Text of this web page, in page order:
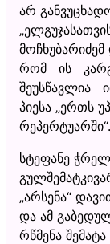
არ
რომ ის
შეუსწავლია
პიესა „ერთს
რეპერტუარში“.
სტეფანე
„არსენა“
და ამ
რწმენა